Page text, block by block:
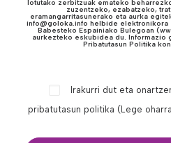
lotutako zerbitzuak emateko
zuzentzeko, ezabatzeko,
eramangarritasunerako eta aurka
info@goloka.info helbide elektronikora
Babesteko Espainiako Bulegoan
aurkezteko eskubidea du. Informazio
Pribatutasun Politika
Irakurri dut eta
pribatutasun politika ( Lege